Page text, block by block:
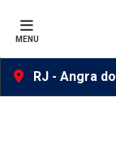
MENU
RJ - Angra